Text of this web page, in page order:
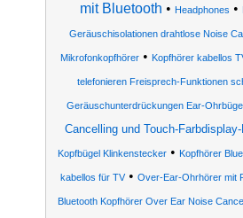
mit Bluetooth • Headphones •
Geräuschisolationen drahtlose Noise
Mikrofonkopfhörer • Kopfhörer kabellos
telefonieren Freisprech-Funktionen
Geräuschunterdrückungen Ear-
Cancelling und Touch-
Kopfbügel Klinkenstecker• Kopfhörer
kabellos für TV• Over-Ear-Ohrhörer mit
Bluetooth Kopfhörer Over Ear Noise